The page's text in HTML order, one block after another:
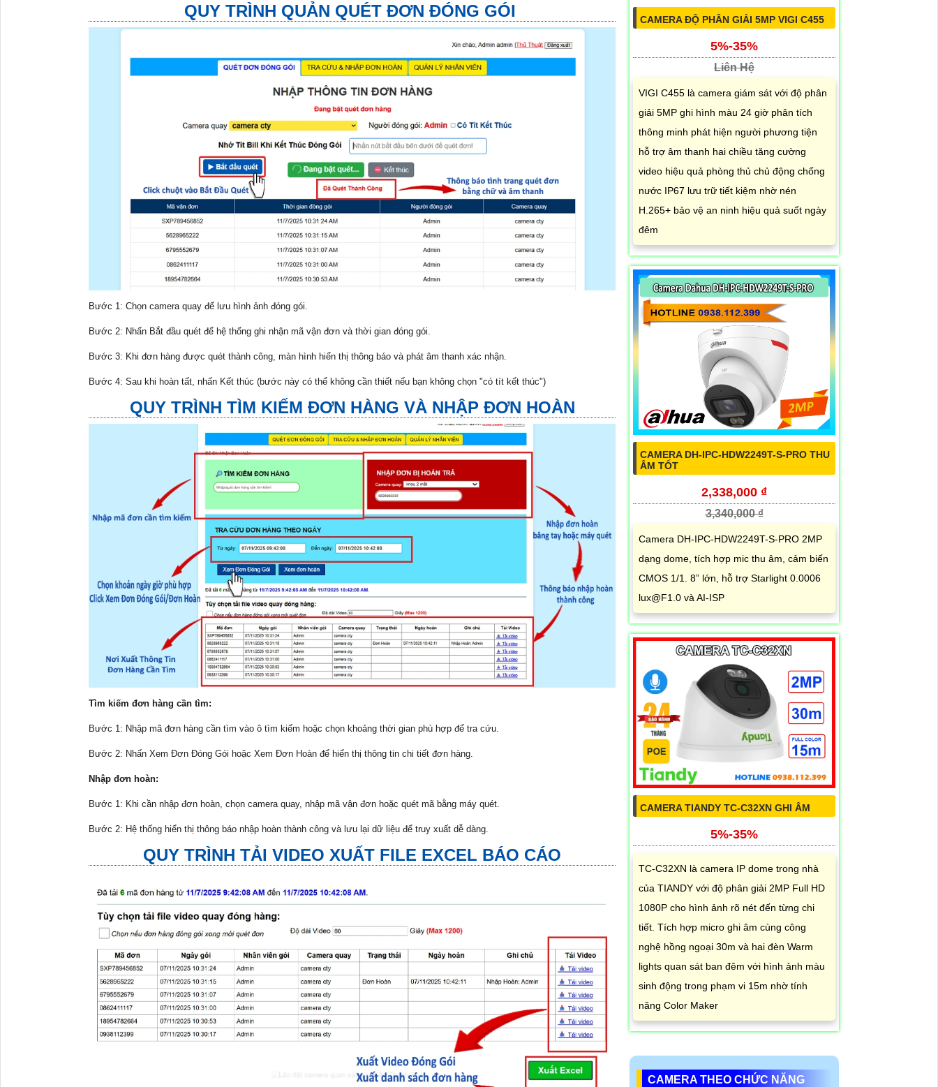
QUY TRÌNH QUẢN QUÉT ĐƠN ĐÓNG GÓI
Bước 1: Chọn camera quay để lưu hình ảnh đóng gói.
Bước 2: Nhấn Bắt đầu quét để hệ thống ghi nhận mã vận đơn và thời gian đóng gói.
Bước 3: Khi đơn hàng được quét thành công, màn hình hiển thị thông báo và phát âm thanh xác nhận.
Bước 4: Sau khi hoàn tất, nhấn Kết thúc (bước này có thể không cần thiết nếu bạn không chọn "có tít kết thúc")
QUY TRÌNH TÌM KIẾM ĐƠN HÀNG VÀ NHẬP ĐƠN HOÀN
Tìm kiếm đơn hàng cần tìm:
Bước 1: Nhập mã đơn hàng cần tìm vào ô tìm kiếm hoặc chọn khoảng thời gian phù hợp để tra cứu.
Bước 2: Nhấn Xem Đơn Đóng Gói hoặc Xem Đơn Hoàn để hiển thị thông tin chi tiết đơn hàng.
Nhập đơn hoàn:
Bước 1: Khi cần nhập đơn hoàn, chọn camera quay, nhập mã vận đơn hoặc quét mã bằng máy quét.
Bước 2: Hệ thống hiển thị thông báo nhập hoàn thành công và lưu lại dữ liệu để truy xuất dễ dàng.
QUY TRÌNH TẢI VIDEO XUẤT FILE EXCEL BÁO CÁO
CAMERA ĐỘ PHÂN GIẢI 5MP VIGI C455
5%-35%
Liên Hệ
VIGI C455 là camera giám sát với độ phân
giải 5MP ghi hình màu 24 giờ phân tích
thông minh phát hiện người phương tiện
hỗ trợ âm thanh hai chiều tăng cường
video hiệu quả phòng thủ chủ động chống
nước IP67 lưu trữ tiết kiệm nhờ nén
H.265+ bảo vệ an ninh hiệu quả suốt ngày
đêm
CAMERA DH-IPC-HDW2249T-S-PRO THU
ÂM TỐT
2,338,000 ₫
3,340,000 ₫
Camera DH-IPC-HDW2249T-S-PRO 2MP
dạng dome, tích hợp mic thu âm, cảm biến
CMOS 1/1. 8” lớn, hỗ trợ Starlight 0.0006
lux@F1.0 và AI-ISP
CAMERA TIANDY TC-C32XN GHI ÂM
5%-35%
TC-C32XN là camera IP dome trong nhà
của TIANDY với độ phân giải 2MP Full HD
1080P cho hình ảnh rõ nét đến từng chi
tiết. Tích hợp micro ghi âm cùng công
nghệ hồng ngoại 30m và hai đèn Warm
lights quan sát ban đêm với hình ảnh màu
sinh động trong phạm vi 15m nhờ tính
năng Color Maker
CAMERA THEO CHỨC NĂNG